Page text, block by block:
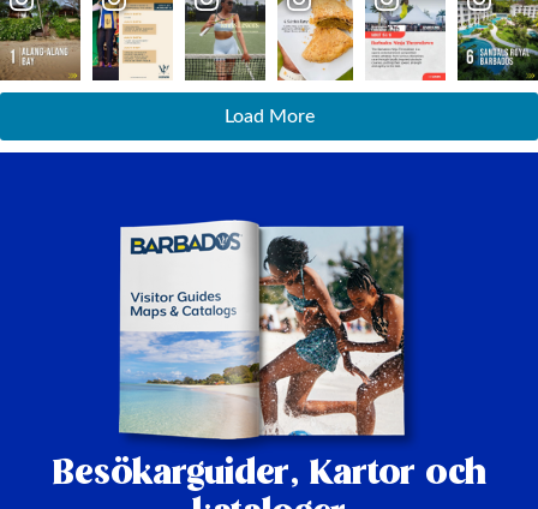
Load More
Besökarguider, Kartor och